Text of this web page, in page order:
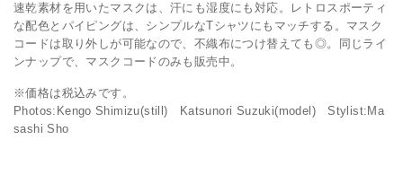
速乾素材を用いたマスクは、汗にも湿度にも対応。レトロスポーティ
な配色とパイピングは、シンプルなTシャツにもマッチする。マスク
コードは取り外しが可能なので、不織布につけ替えても◎。同じライ
ンナップで、マスクコードのみも販売中。
※価格は税込みです。
Photos:Kengo Shimizu(still) Katsunori Suzuki(model) Stylist:Ma
sashi Sho